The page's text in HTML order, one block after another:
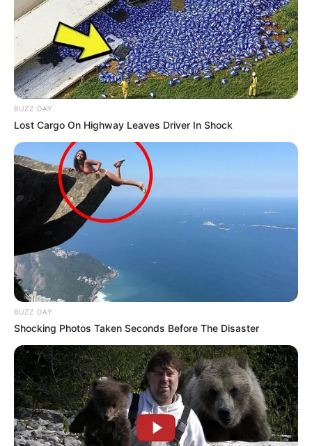
09:04 / 06 Avqust 2026
Avqustda pulu tükənməyəcək bürclər
32 0 0
BUZZ DAY
Lost Cargo On Highway Leaves Driver In Shock
BUZZ DAY
Shocking Photos Taken Seconds Before The Disaster